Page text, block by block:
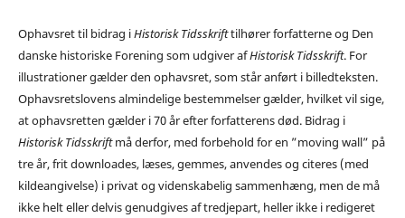
Ophavsret til bidrag iHistorisk Tidsskrifttilhører forfatterne og Den
danske historiske Forening som udgiver afHistorisk Tidsskrift. For
illustrationer gælder den ophavsret, som står anført i billedteksten.
Ophavsretslovens almindelige bestemmelser gælder, hvilket vil sige,
at ophavsretten gælder i 70 år efter forfatterens død. Bidrag i
Historisk Tidsskriftmå derfor, med forbehold for en ”moving wall” på
tre år, frit downloades, læses, gemmes, anvendes og citeres (med
kildeangivelse) i privat og videnskabelig sammenhæng, men de må
ikke helt eller delvis genudgives af tredjepart, heller ikke i redigeret